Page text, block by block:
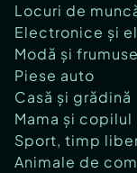
Locuri de
Electronice și
Modă și
Piese auto
Casă și grădină
Mama și copilul
Sport, timp
Animale de